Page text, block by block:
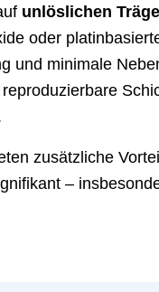
unlöslichen
oder
und minimale
zusätzliche
–